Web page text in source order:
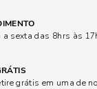
a sexta das 8hrs às
grátis em uma de